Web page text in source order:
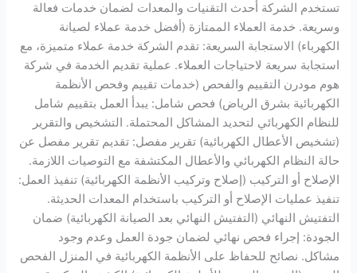
تستخدم الشركة أحدث التقنيات والمعدات لضمان خدمات فعالة
وسريعة. خدمة العملاء الممتازة (أفضل خدمة عملاء لصيانة
الكهرباء) الاستجابة السريعة: تقدم الشركة خدمة عملاء متميزة، مع
استجابة سريعة لاحتياجات العملاء. عملية تقديم الخدمة في شركة
هوم مودرن التقييم والفحص (خدمات تقييم وفحص الأنظمة
الكهربائية بشرق الرياض) فحص شامل: يبدأ العمل بتقييم شامل
للنظام الكهربائي لتحديد المشاكل المحتملة. التشخيص والتقرير
(تشخيص الأعطال الكهربائية) تقرير مفصل: تقديم تقرير مفصل عن
حالة النظام الكهربائي والأعطال المكتشفة مع التوصيات اللازمة.
الإصلاح أو التركيب (إصلاح وتركيب الأنظمة الكهربائية) تنفيذ العمل:
تنفيذ عمليات الإصلاح أو التركيب باستخدام المعدات الحديثة.
التفتيش النهائي (التفتيش النهائي بعد الصيانة الكهربائية) ضمان
الجودة: إجراء فحص نهائي لضمان جودة العمل وعدم وجود
مشاكل. نصائح للحفاظ على الأنظمة الكهربائية في المنزل الفحص